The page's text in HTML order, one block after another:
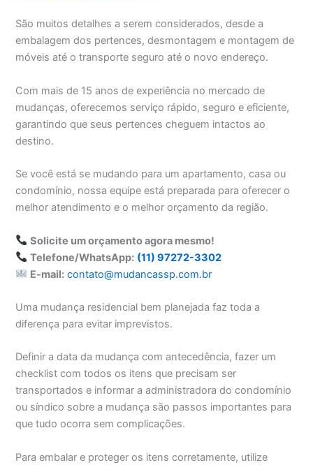
São muitos detalhes a serem considerados, desde a
embalagem dos pertences, desmontagem e montagem de
móveis até o transporte seguro até o novo endereço.
Com mais de 15 anos de experiência no mercado de
mudanças, oferecemos serviço rápido, seguro e eficiente,
garantindo que seus pertences cheguem intactos ao
destino.
Se você está se mudando para um apartamento, casa ou
condomínio, nossa equipe está preparada para oferecer o
melhor atendimento e o melhor orçamento da região.
Solicite um orçamento agora mesmo!
Telefone/WhatsApp: (11) 97272-3302
E-mail: contato@mudancassp.com.br
Uma mudança residencial bem planejada faz toda a
diferença para evitar imprevistos.
Definir a data da mudança com antecedência, fazer um
checklist com todos os itens que precisam ser
transportados e informar a administradora do condomínio
ou síndico sobre a mudança são passos importantes para
que tudo ocorra sem complicações.
Para embalar e proteger os itens corretamente, utilize